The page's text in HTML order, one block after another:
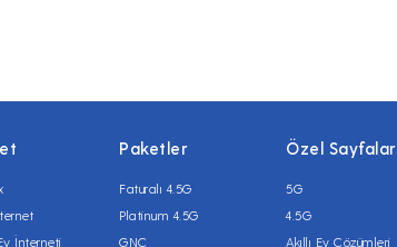
İnterneti
Paketler
Faturalı 4.5G
Platinum 4.5G
GNÇ
Özel Sayfalar
5G
4.5G
Akıllı Ev Çözümleri